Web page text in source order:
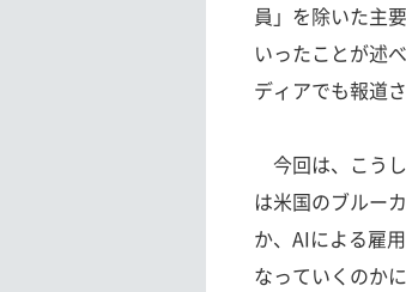
員」を除いた主
いったことが述
ディアでも報道さ
今回は、こう
は米国のブルー
か、AIによる雇
なっていくのか